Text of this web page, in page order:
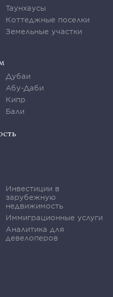
Таунхаусы
Коттеджные поселки
Земельные участки
Дубаи
Абу-Даби
Кипр
Бали
Инвестиции в
зарубежную
недвижимость
Иммиграционные услуги
Аналитика для
девелоперов